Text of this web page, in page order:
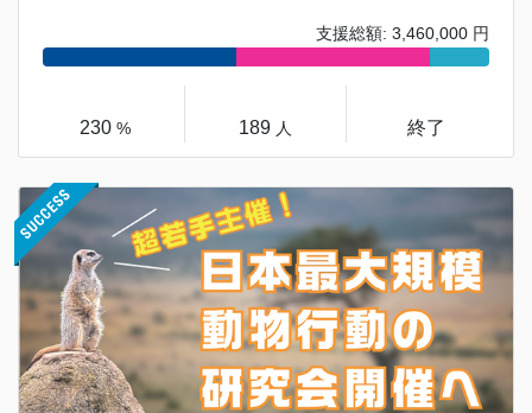
支援総額: 3,460,000 円
230 % 189 人 終了